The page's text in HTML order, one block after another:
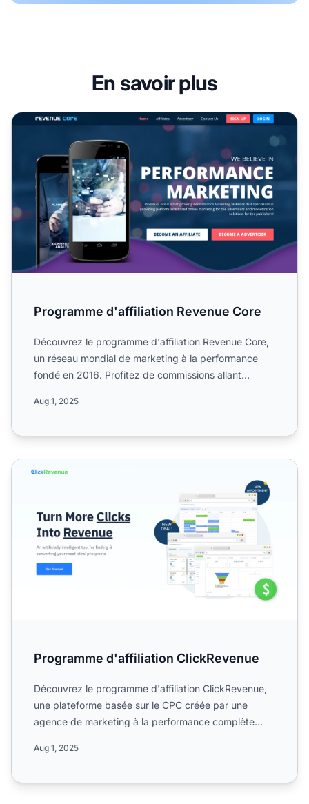
En savoir plus
Programme d'affiliation Revenue Core
Programme d'affiliation Revenue Core
Découvrez le programme d'affiliation Revenue Core,
un réseau mondial de marketing à la performance
fondé en 2016. Profitez de commissions allant
Aug 1, 2025
Programme d'affiliation ClickRevenue
Programme d'affiliation ClickRevenue
Découvrez le programme d'affiliation ClickRevenue,
une plateforme basée sur le CPC créée par une
agence de marketing à la performance complète
Aug 1, 2025